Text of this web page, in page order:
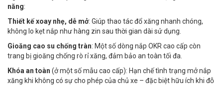
năng:
Thiết kế xoay nhẹ, dễ mở: Giúp thao tác đổ xăng nhanh chóng,
không lo kẹt nắp như hàng zin sau thời gian dài sử dụng.
Gioăng cao su chống tràn: Một số dòng nắp OKR cao cấp còn
trang bị gioăng chống rò rỉ xăng, đảm bảo an toàn tối đa.
Khóa an toàn (ở một số mẫu cao cấp): Hạn chế tình trạng mở nắp
xăng khi không có sự cho phép của chủ xe – đặc biệt hữu ích khi đỗ